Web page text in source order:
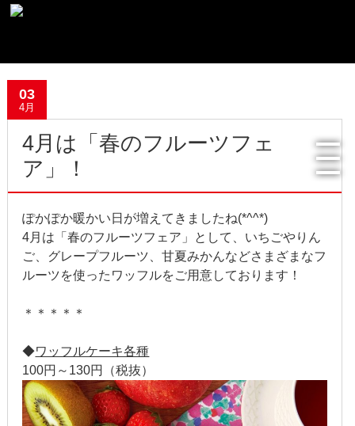
メディア掲載情報
フリーペーパー使用食器紹介
R.Lオフィシャルサイト
過去の記事
2022年1月
2021年12月
03
4月
4月は「春のフルーツフェ
ア」！
ぽかぽか暖かい日が増えてきましたね(*^^*)
4月は「春のフルーツフェア」として、いちごやりん
ご、グレープフルーツ、甘夏みかんなどさまざまなフ
ルーツを使ったワッフルをご用意しております！
＊＊＊＊＊
◆ワッフルケーキ各種
100円～130円（税抜）